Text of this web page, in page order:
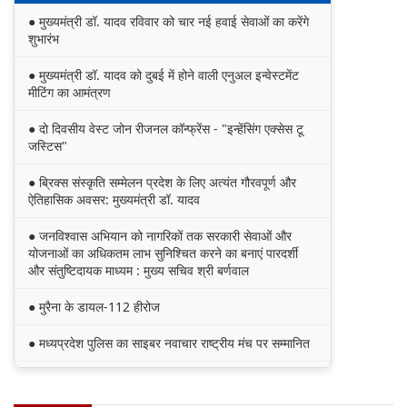
● मुख्यमंत्री डॉ. यादव रविवार को चार नई हवाई सेवाओं का करेंगे
शुभारंभ
● मुख्यमंत्री डॉ. यादव को दुबई में होने वाली एनुअल इन्वेस्टमेंट
मीटिंग का आमंत्रण
● दो दिवसीय वेस्ट जोन रीजनल कॉन्फ्रेंस - "इन्हेंसिंग एक्सेस टू
जस्टिस"
● ब्रिक्स संस्कृति सम्मेलन प्रदेश के लिए अत्यंत गौरवपूर्ण और
ऐतिहासिक अवसर: मुख्यमंत्री डॉ. यादव
● जनविश्वास अभियान को नागरिकों तक सरकारी सेवाओं और
योजनाओं का अधिकतम लाभ सुनिश्चित करने का बनाएं पारदर्शी
और संतुष्टिदायक माध्यम : मुख्य सचिव श्री बर्णवाल
● मुरैना के डायल-112 हीरोज
● मध्यप्रदेश पुलिस का साइबर नवाचार राष्ट्रीय मंच पर सम्मानित